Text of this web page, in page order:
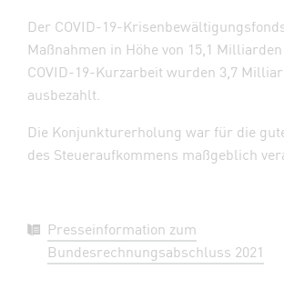
Der COVID-19-
Maßnahmen in Höhe von 15,1
COVID-19-Kurzarbeit wurden 3,7
ausbezahlt.
Die Konjunkturerholung war für die
des Steueraufkommens maßgeblich
Presseinformation zum
Bundesrechnungsabschluss 2021